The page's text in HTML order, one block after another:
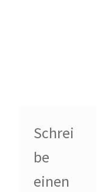
Schrei
be
einen